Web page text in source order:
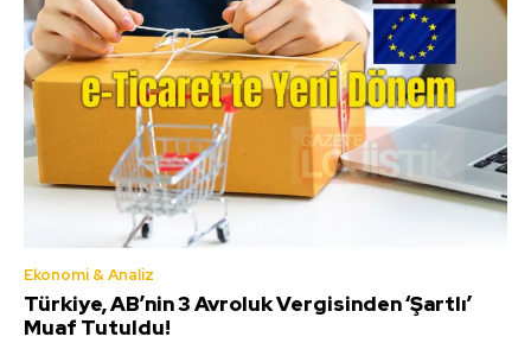
Ekonomi & Analiz
Türkiye, AB’nin 3 Avroluk Vergisinden ‘Şartlı’
Muaf Tutuldu!